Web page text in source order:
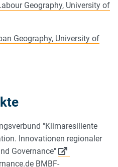
Geography, University of
Geography, University of
"Klimaresiliente
Innovationen regionaler
Governance"
BMBF-